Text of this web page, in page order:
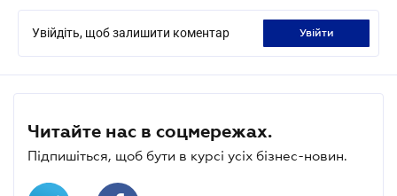
Увійдіть, щоб залишити коментар увійти
Читайте нас в соцмережах.
Підпишіться, щоб бути в курсі усіх бізнес-новин.